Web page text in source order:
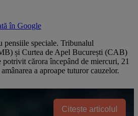
în Google
pensiile speciale. Tribunalul
și Curtea de Apel București (CAB)
potrivit cărora începând de miercuri, 21
a aproape tuturor cauzelor.
Citește articolul